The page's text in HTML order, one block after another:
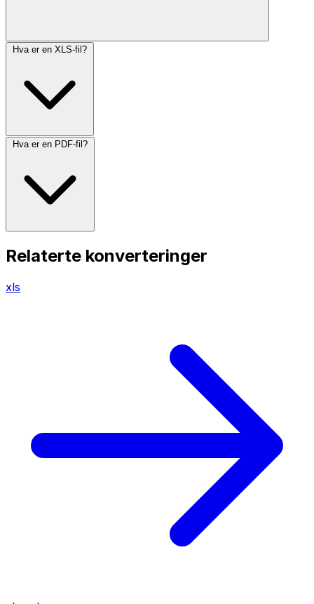
Hva er en XLS-fil?
Hva er en PDF-fil?
Relaterte konverteringer
xls